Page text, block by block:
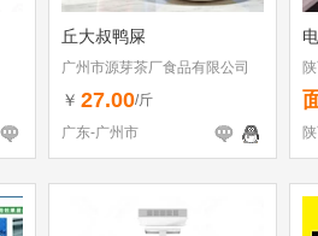
丘大叔鸭屎
广州市源芽茶厂食品有限公司
￥ 27.00/斤
广东-广州市